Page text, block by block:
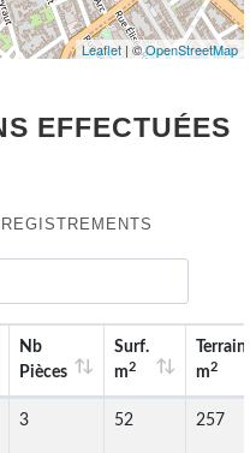
Leaflet | ©OpenStreetMap
EFFECTUÉES
Nb
Pièces
Surf.
m2
Terrain
m2
3 52 257